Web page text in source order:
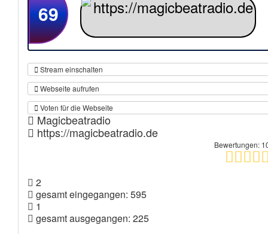
69
Stream einschalten
Webseite aufrufen
Voten für die Webseite
Magicbeatradio
https://magicbeatradio.de
Bewertungen:
2
gesamt eingegangen: 595
1
gesamt ausgegangen: 225